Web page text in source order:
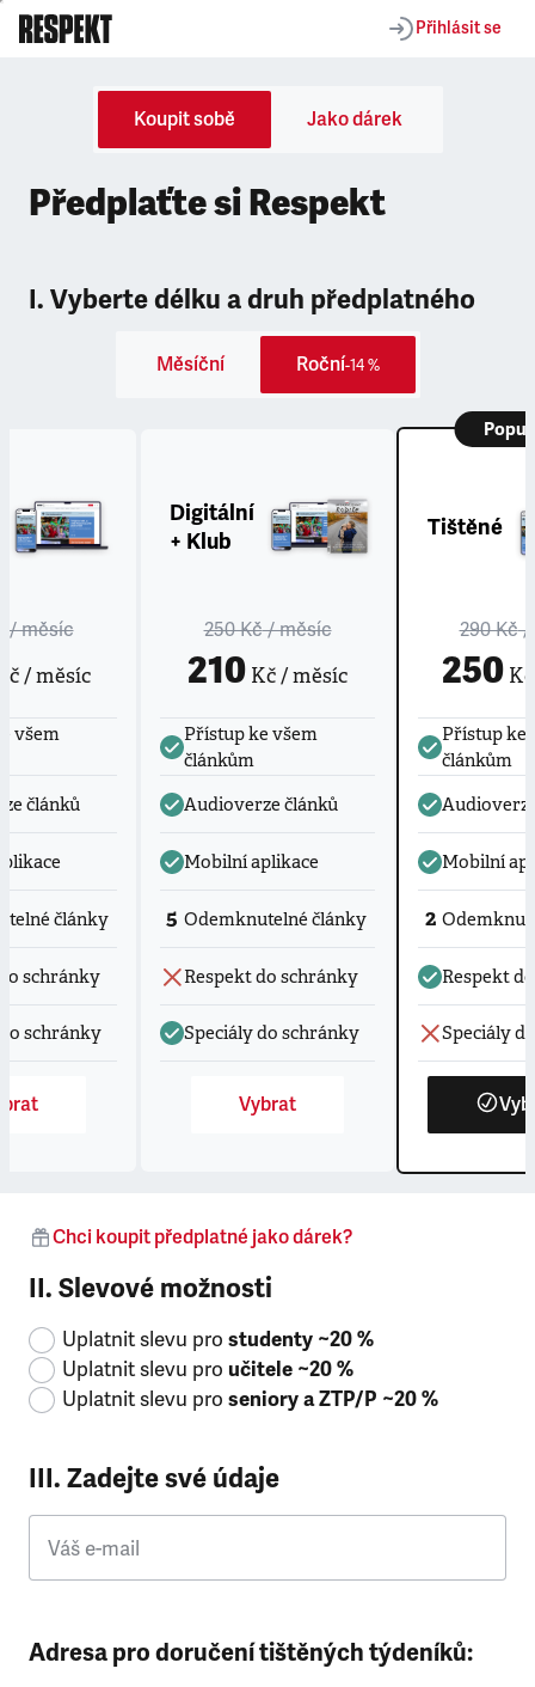
Přihlásit se
Koupit sobě Jako dárek
Předplaťte si Respekt
I. Vyberte délku a druh předplatného
Měsíční Roční-14 %
/ měsíc
/ měsíc
všem
článků
články
schránky
schránky
Digitální
+ Klub
250 Kč/ měsíc
210 Kč / měsíc
Přístup ke všem
článkům
Audioverze článků
Mobilní aplikace
5 Odemknutelné články
Respekt do schránky
Speciály do schránky
Vybrat
Tištěné
290 Kč/
250Kč
Přístup ke
článkům
Mobilní
2
Respekt
Speciály
Chci koupit předplatné jako dárek?
II. Slevové možnosti
Uplatnit slevu pro studenty ~20 %
Uplatnit slevu pro učitele ~20 %
Uplatnit slevu pro seniory a ZTP/P ~20 %
III. Zadejte své údaje
Váš e-mail
Adresa pro doručení tištěných týdeníků: